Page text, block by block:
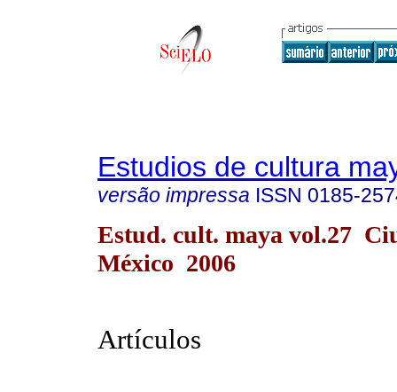
Estudios de cultura
versão impressa ISSN 0185-
Estud. cult. maya vol.27
México 2006
Artículos